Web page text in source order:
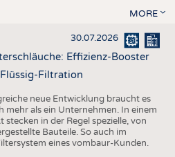
MORE
30.07.2026
Effizienz-Booster
Filtration
neue Entwicklung braucht es
mehr als ein Unternehmen. In einem
stecken in der Regel spezielle, von
Bauteile. So auch im
eines vombaur-Kunden.